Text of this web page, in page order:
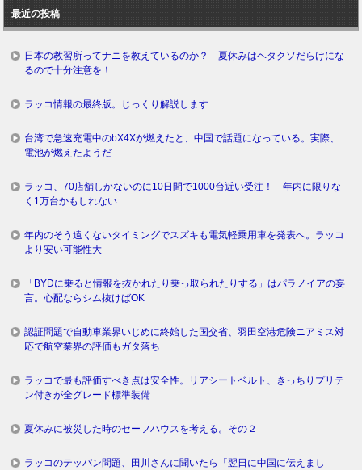
グ
最近の投稿
日本の教習所ってナニを教えているのか？ 夏休みはヘタクソだらけにな
るので十分注意を！
ラッコ情報の最終版。じっくり解説します
台湾で急速充電中のbX4Xが燃えたと、中国で話題になっている。実際、
電池が燃えたようだ
ラッコ、70店舗しかないのに10日間で1000台近い受注！ 年内に限りな
く1万台かもしれない
年内のそう遠くないタイミングでスズキも電気軽乗用車を発表へ。ラッコ
より安い可能性大
「BYDに乗ると情報を抜かれたり乗っ取られたりする」はパラノイアの妄
言。心配ならシム抜けばOK
認証問題で自動車業界いじめに終始した国交省、羽田空港危険ニアミス対
応で航空業界の評価もガタ落ち
ラッコで最も評価すべき点は安全性。リアシートベルト、きっちりプリテ
ン付きが全グレード標準装備
夏休みに被災した時のセーフハウスを考える。その２
ラッコのテッパン問題、田川さんに聞いたら「翌日に中国に伝えまし